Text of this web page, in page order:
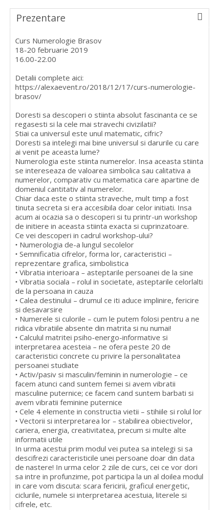
Prezentare
Curs Numerologie Brasov
18-20 februarie 2019
16.00-22.00
Detalii complete aici:
https://alexaevent.ro/2018/12/17/curs-numerologie-
brasov/
Doresti sa descoperi o stiinta absolut fascinanta ce se
regasesti si la cele mai stravechi civizilatii?
Stiai ca universul este unul matematic, cifric?
Doresti sa intelegi mai bine universul si darurile cu care
ai venit pe aceasta lume?
Numerologia este stiinta numerelor. Insa aceasta stiinta
se intereseaza de valoarea simbolica sau calitativa a
numerelor, comparativ cu matematica care apartine de
domeniul cantitativ al numerelor.
Chiar daca este o stiinta straveche, mult timp a fost
tinuta secreta si era accesibila doar celor initiati. Insa
acum ai ocazia sa o descoperi si tu printr-un workshop
de initiere in aceasta stiinta exacta si cuprinzatoare.
Ce vei descoperi in cadrul workshop-ului?
• Numerologia de-a lungul secolelor
• Semnificatia cifrelor, forma lor, caracteristici –
reprezentare grafica, simbolistica
• Vibratia interioara – asteptarile persoanei de la sine
• Vibratia sociala – rolul in societate, asteptarile celorlalti
de la persoana in cauza
• Calea destinului – drumul ce iti aduce implinire, fericire
si desavarsire
• Numerele si culorile – cum le putem folosi pentru a ne
ridica vibratiile absente din matrita si nu numai!
• Calculul matritei psiho-energo-informative si
interpretarea acesteia – ne ofera peste 20 de
caracteristici concrete cu privire la personalitatea
persoanei studiate
• Activ/pasiv si masculin/feminin in numerologie – ce
facem atunci cand suntem femei si avem vibratii
masculine puternice; ce facem cand suntem barbati si
avem vibratii feminine puternice
• Cele 4 elemente in constructia vietii – stihiile si rolul lor
• Vectorii si interpretarea lor – stabilirea obiectivelor,
cariera, energia, creativitatea, precum si multe alte
informatii utile
In urma acestui prim modul vei putea sa intelegi si sa
descifrezi caracteristicile unei persoane doar din data
de nastere! In urma celor 2 zile de curs, cei ce vor dori
sa intre in profunzime, pot participa la un al doilea modul
in care vom discuta: scara fericirii, graficul energetic,
ciclurile, numele si interpretarea acestuia, literele si
cifrele, etc.